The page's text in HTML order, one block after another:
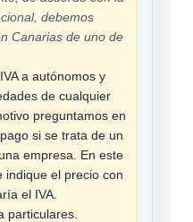
debemos
Canarias de uno de
a autónomos y
de cualquier
preguntamos en
si se trata de un
empresa. En este
indique el precio con
el IVA.
particulares.